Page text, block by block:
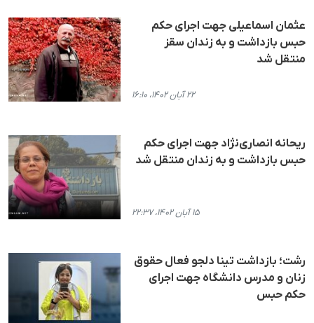
عثمان اسماعیلی جهت اجرای حکم
حبس بازداشت و به زندان سقز
منتقل شد
۲۲ آبان ۱۴۰۲، ۱۶:۱۰
ریحانه انصاری‌‌نژاد جهت اجرای حکم
حبس بازداشت و به زندان منتقل شد
۱۵ آبان ۱۴۰۲، ۲۲:۳۷
رشت؛ بازداشت تینا دلجو فعال حقوق
زنان و مدرس دانشگاه جهت اجرای
حکم حبس